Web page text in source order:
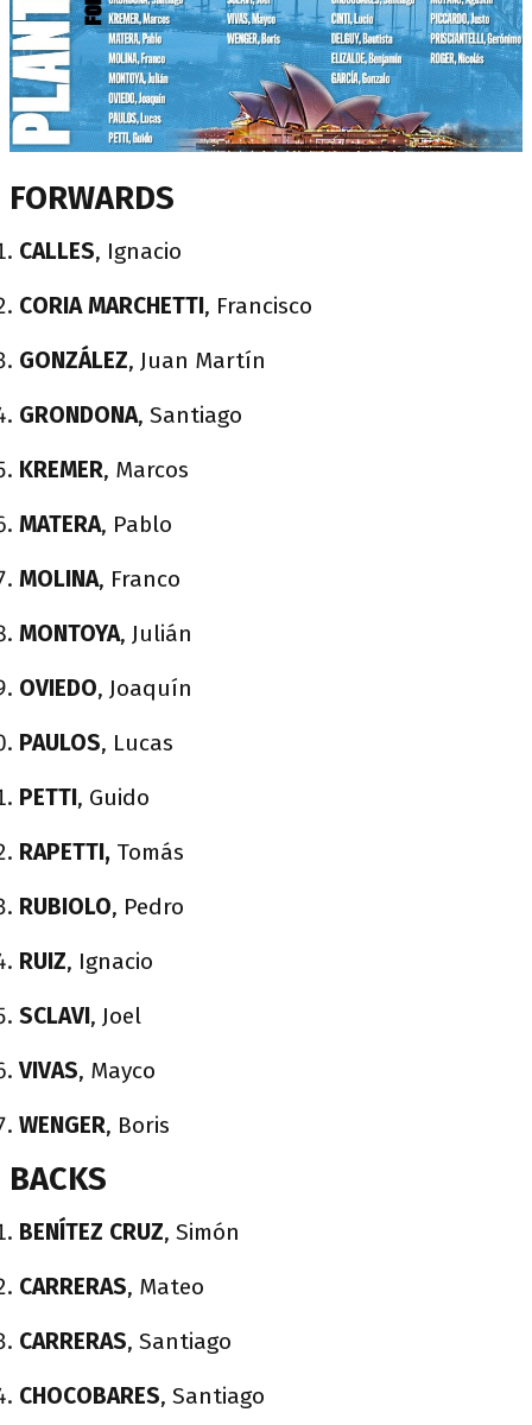
FORWARDS
CALLES, Ignacio
CORIA MARCHETTI, Francisco
GONZÁLEZ, Juan Martín
GRONDONA, Santiago
KREMER, Marcos
MATERA, Pablo
MOLINA, Franco
MONTOYA, Julián
OVIEDO, Joaquín
PAULOS, Lucas
PETTI, Guido
RAPETTI, Tomás
RUBIOLO, Pedro
RUIZ, Ignacio
SCLAVI, Joel
VIVAS, Mayco
WENGER, Boris
BACKS
BENÍTEZ CRUZ, Simón
CARRERAS, Mateo
CARRERAS, Santiago
CHOCOBARES, Santiago